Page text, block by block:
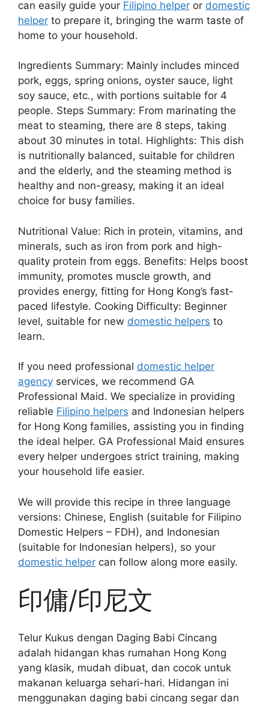
can easily guide your Filipino helper or domestic
helper to prepare it, bringing the warm taste of
home to your household.
Ingredients Summary: Mainly includes minced
pork, eggs, spring onions, oyster sauce, light
soy sauce, etc., with portions suitable for 4
people. Steps Summary: From marinating the
meat to steaming, there are 8 steps, taking
about 30 minutes in total. Highlights: This dish
is nutritionally balanced, suitable for children
and the elderly, and the steaming method is
healthy and non-greasy, making it an ideal
choice for busy families.
Nutritional Value: Rich in protein, vitamins, and
minerals, such as iron from pork and high-
quality protein from eggs. Benefits: Helps boost
immunity, promotes muscle growth, and
provides energy, fitting for Hong Kong’s fast-
paced lifestyle. Cooking Difficulty: Beginner
level, suitable for new domestic helpers to
learn.
If you need professional domestic helper
agency services, we recommend GA
Professional Maid. We specialize in providing
reliable Filipino helpers and Indonesian helpers
for Hong Kong families, assisting you in finding
the ideal helper. GA Professional Maid ensures
every helper undergoes strict training, making
your household life easier.
We will provide this recipe in three language
versions: Chinese, English (suitable for Filipino
Domestic Helpers – FDH), and Indonesian
(suitable for Indonesian helpers), so your
domestic helper can follow along more easily.
印傭/印尼文
Telur Kukus dengan Daging Babi Cincang
adalah hidangan khas rumahan Hong Kong
yang klasik, mudah dibuat, dan cocok untuk
makanan keluarga sehari-hari. Hidangan ini
menggunakan daging babi cincang segar dan